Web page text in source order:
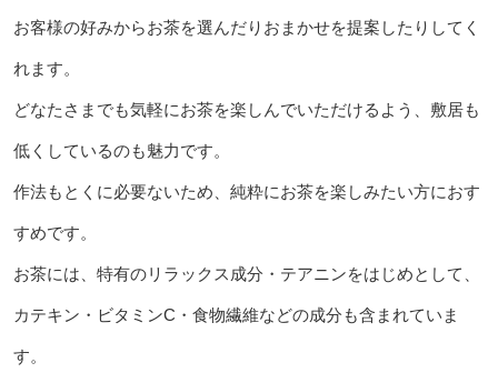
お客様の好みからお茶を選んだりおまかせを提案したりしてく
れます。
どなたさまでも気軽にお茶を楽しんでいただけるよう、敷居も
低くしているのも魅力です。
作法もとくに必要ないため、純粋にお茶を楽しみたい方におす
すめです。
お茶には、特有のリラックス成分・テアニンをはじめとして、
カテキン・ビタミンC・食物繊維などの成分も含まれていま
す。